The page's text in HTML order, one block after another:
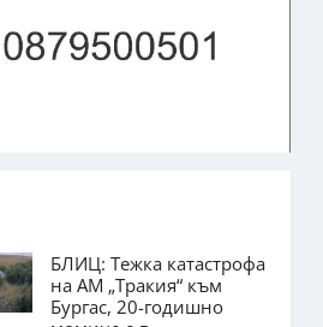
БЛИЦ: Тежка катастрофа
на АМ „Тракия“ към
Бургас, 20-годишно